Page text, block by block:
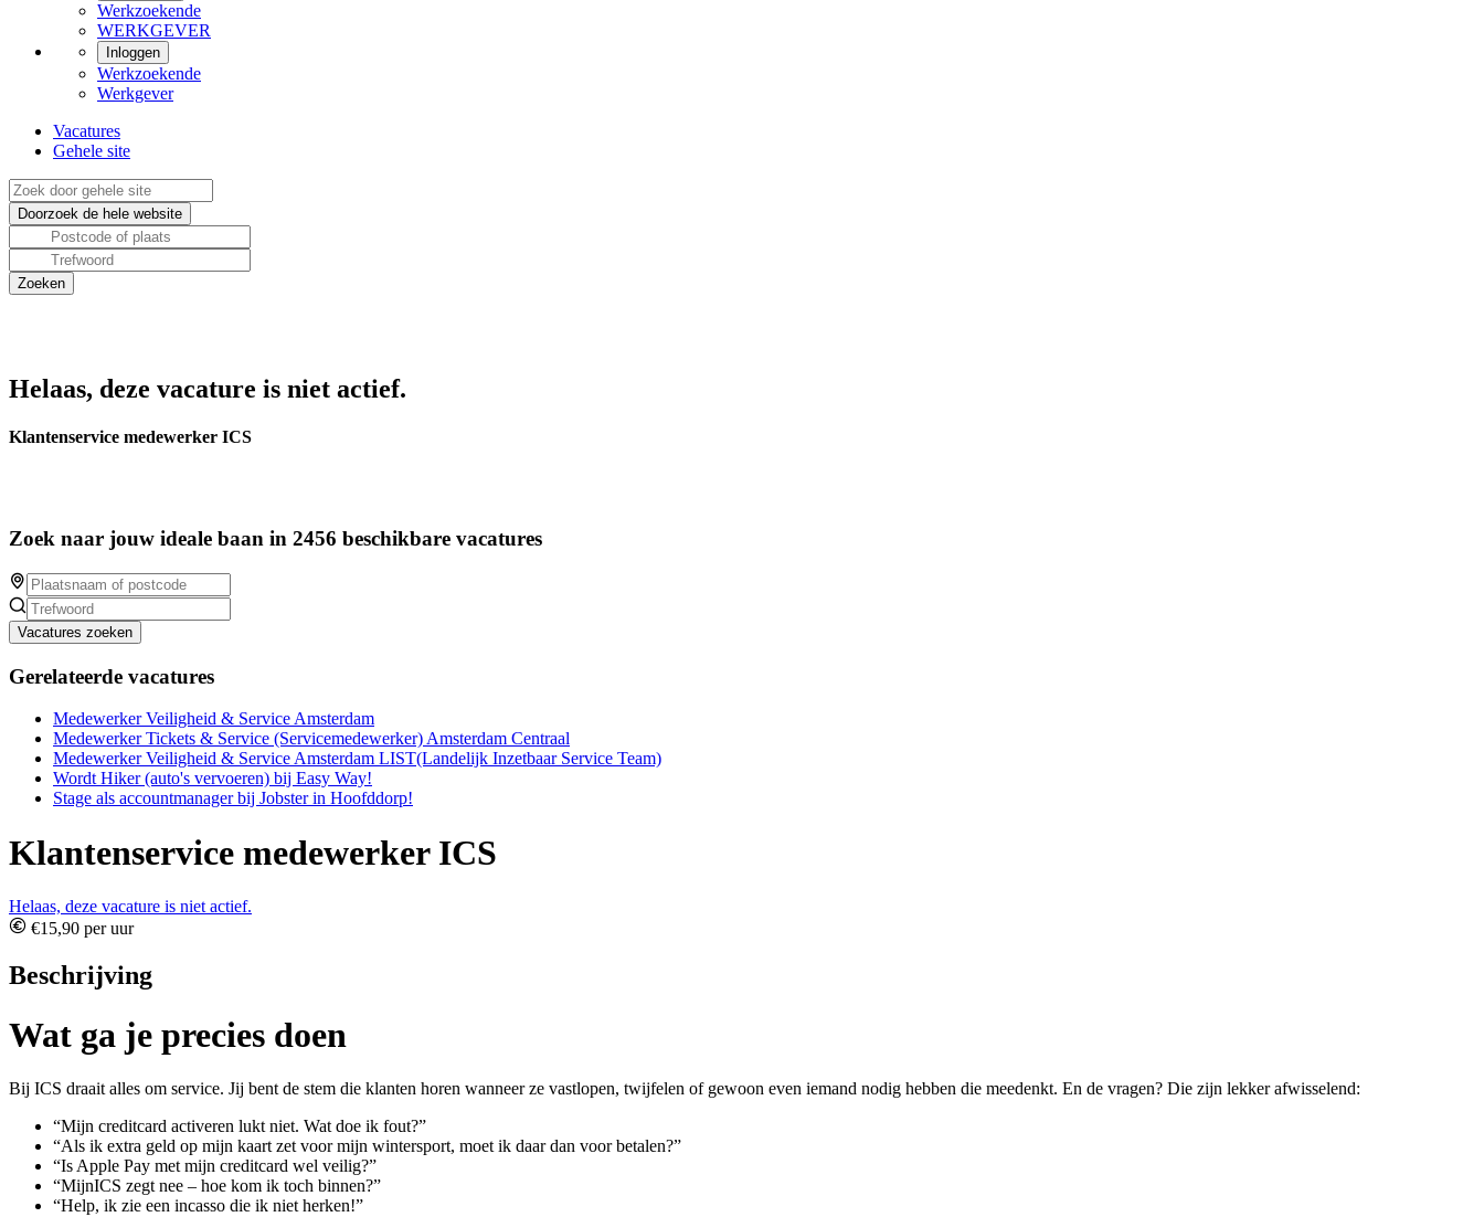
Werkzoekende
WERKGEVER
Inloggen
Werkzoekende
Werkgever
Vacatures
Gehele site
Helaas, deze vacature is niet actief.
Klantenservice medewerker ICS
Zoek naar jouw ideale baan in 2456 beschikbare vacatures
Vacatures zoeken
Gerelateerde vacatures
Medewerker Veiligheid & Service Amsterdam
Medewerker Tickets & Service (Servicemedewerker) Amsterdam Centraal
Medewerker Veiligheid & Service Amsterdam LIST(Landelijk Inzetbaar Service Team)
Wordt Hiker (auto's vervoeren) bij Easy Way!
Stage als accountmanager bij Jobster in Hoofddorp!
Klantenservice medewerker ICS
Helaas, deze vacature is niet actief.
€15,90 per uur
Beschrijving
Wat ga je precies doen
Bij ICS draait alles om service. Jij bent de stem die klanten horen wanneer ze vastlopen, twijfelen of gewoon even iemand nodig hebben die meedenkt. En de vragen? Die zijn lekker afwisselend:
“Mijn creditcard activeren lukt niet. Wat doe ik fout?”
“Als ik extra geld op mijn kaart zet voor mijn wintersport, moet ik daar dan voor betalen?”
“Is Apple Pay met mijn creditcard wel veilig?”
“MijnICS zegt nee – hoe kom ik toch binnen?”
“Help, ik zie een incasso die ik niet herken!”